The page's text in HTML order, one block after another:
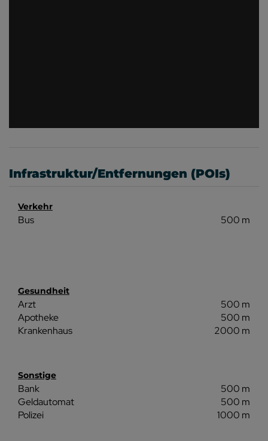
Infrastruktur/Entfernungen (POIs)
Verkehr
Bus 500 m
Gesundheit
Arzt
500 m
Apotheke
500 m
Krankenhaus
2000 m
Sonstige
Bank
500 m
Geldautomat
500 m
Polizei
1000 m